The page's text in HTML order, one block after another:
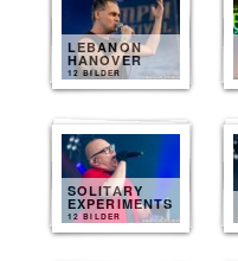
LEBANON
HANOVER
12 BILDER
SOLITARY
EXPERIMENTS
12 BILDER